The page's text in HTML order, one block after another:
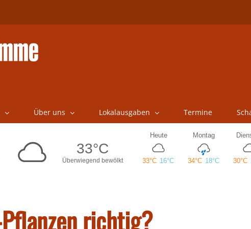
Über uns Lokalausgaben Termine
richtig?